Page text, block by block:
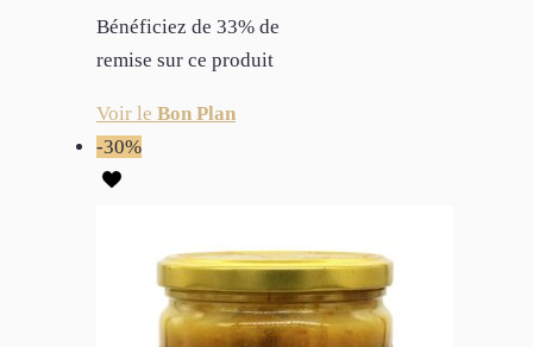
Bénéficiez de 33% de
remise sur ce produit
Voir le Bon Plan
-30%